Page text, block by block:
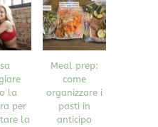
la
per
la
Meal prep:
come
organizzare i
pasti in
anticipo